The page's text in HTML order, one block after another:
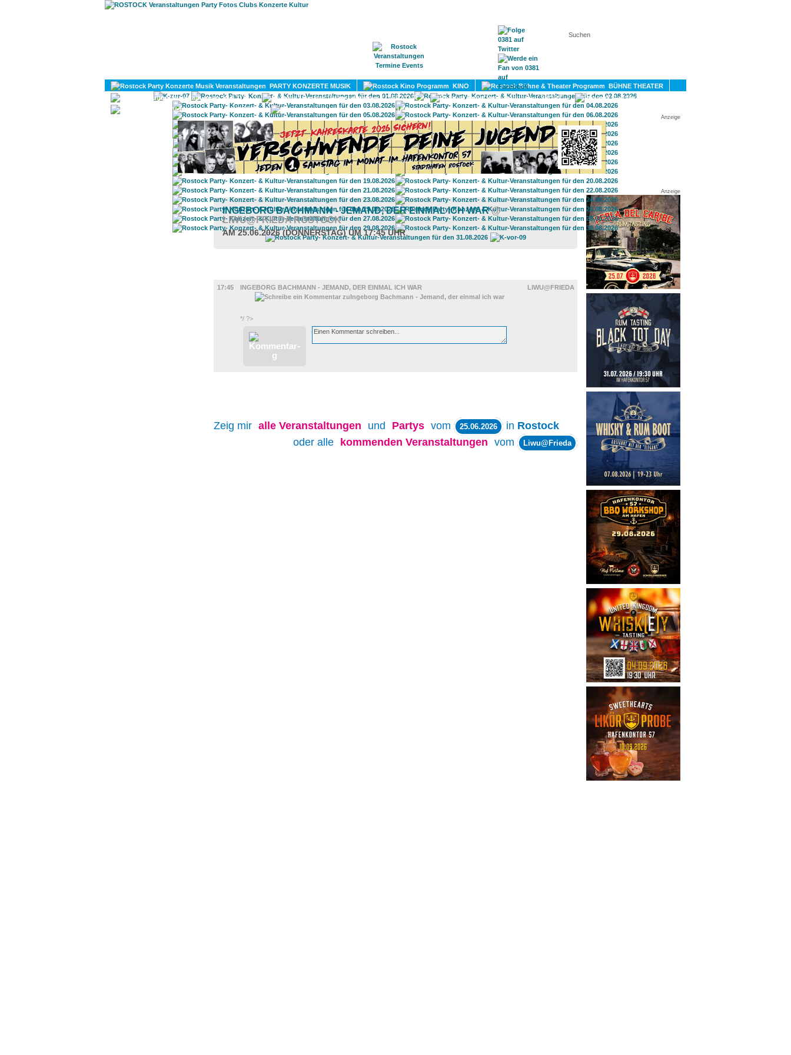
KONTAKT
PARTY KONZERTE MUSIK KINO
BÜHNE THEATER
KULTUR
LITERATUR SPORT
DIVERSES
UMLAND
Anzeige
Anzeige
INGEBORG BACHMANN - JEMAND, DER EINMAL ICH WAR@
LIWU@FRIEDA ROSTOCK
AM 25.06.2026 (DONNERSTAG) UM 17:45 UHR
17:45
INGEBORG BACHMANN - JEMAND, DER EINMAL ICH WAR LIWU@FRIEDA
*/ ?>
Zeig mir alle Veranstaltungen und Partys vom 25.06.2026 in Rostock
oder alle
kommenden Veranstaltungen vom Liwu@Frieda